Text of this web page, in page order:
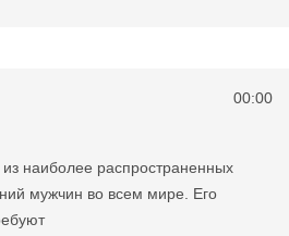
00:00
наиболее распространенных
мужчин во всем мире. Его